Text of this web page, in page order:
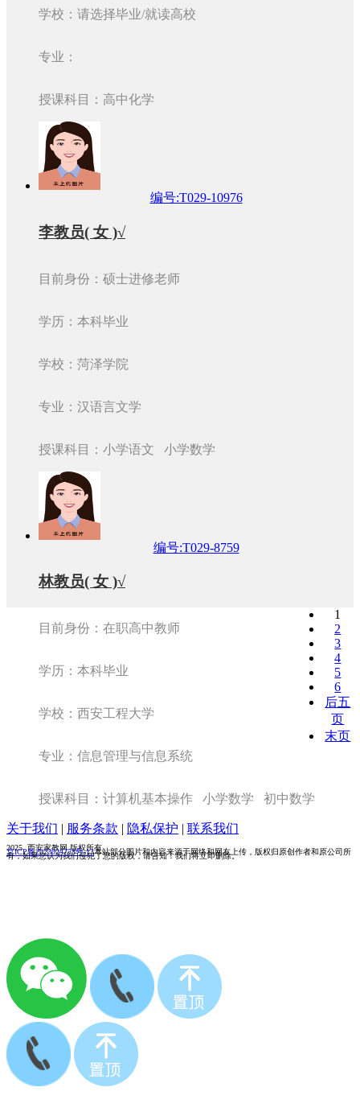
学校：请选择毕业/就读高校
专业：
授课科目：高中化学
编号:T029-10976
李教员( 女 )√
目前身份：硕士进修老师
学历：本科毕业
学校：菏泽学院
专业：汉语言文学
授课科目：小学语文 小学数学
编号:T029-8759
林教员( 女 )√
目前身份：在职高中教师
学历：本科毕业
学校：西安工程大学
专业：信息管理与信息系统
授课科目：计算机基本操作 小学数学 初中数学
1
2
3
4
5
6
后五
页
末页
关于我们 | 服务条款 | 隐私保护 | 联系我们
2025 西安家教网 版权所有
京ICP备2023024753号-13本站部分图片和内容来源于网络和网友上传，版权归原创作者和原公司所
有，如果您认为我们侵犯了您的版权，请告知！我们将立即删除。